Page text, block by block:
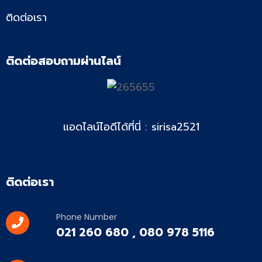
ติดต่อเรา
ติดต่อสอบถามผ่านไลน์
แอดไลน์ไอดีได้ที่นี่ : sirisa2521
ติดต่อเรา
Phone Number
021 260 680 , 080 978 5116